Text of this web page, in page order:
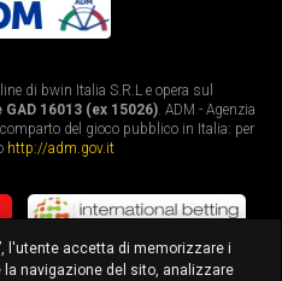
di bwin Italia S.R.L e opera sul
16013 (ex 15026). ADM - Agenzia
del gioco pubblico in Italia: per
http://adm.gov.it
l'utente accetta di memorizzare i
navigazione del sito, analizzare